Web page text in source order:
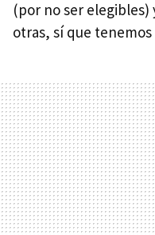
(por no ser elegibles)
otras, sí que